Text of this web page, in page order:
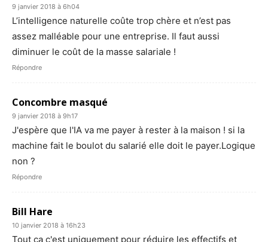
9 janvier 2018 à 6h04
L’intelligence naturelle coûte trop chère et n’est pas
assez malléable pour une entreprise. Il faut aussi
diminuer le coût de la masse salariale !
Répondre
Concombre masqué
9 janvier 2018 à 9h17
J'espère que l'IA va me payer à rester à la maison ! si la
machine fait le boulot du salarié elle doit le payer.Logique
non ?
Répondre
Bill Hare
10 janvier 2018 à 16h23
Tout ça c'est uniquement pour réduire les effectifs et